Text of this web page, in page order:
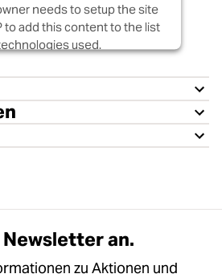
needs to setup the site
to add this content to the list
used.
byUsercentrics Consent
Platform
an.
zu Aktionen und